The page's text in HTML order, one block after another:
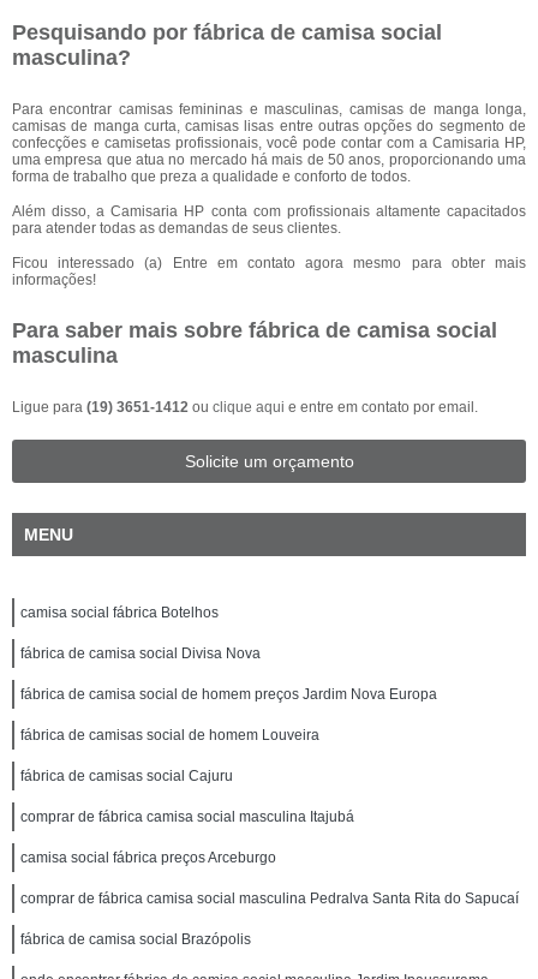
Pesquisando por fábrica de camisa social
masculina?
Para encontrar camisas femininas e masculinas, camisas de manga longa,
camisas de manga curta, camisas lisas entre outras opções do segmento de
confecções e camisetas profissionais, você pode contar com a Camisaria HP,
uma empresa que atua no mercado há mais de 50 anos, proporcionando uma
forma de trabalho que preza a qualidade e conforto de todos.
Além disso, a Camisaria HP conta com profissionais altamente capacitados
para atender todas as demandas de seus clientes.
Ficou interessado (a) Entre em contato agora mesmo para obter mais
informações!
Para saber mais sobre fábrica de camisa social
masculina
Ligue para (19) 3651-1412 ou clique aqui e entre em contato por email.
Solicite um orçamento
MENU
camisa social fábrica Botelhos
fábrica de camisa social Divisa Nova
fábrica de camisa social de homem preços Jardim Nova Europa
fábrica de camisas social de homem Louveira
fábrica de camisas social Cajuru
comprar de fábrica camisa social masculina Itajubá
camisa social fábrica preços Arceburgo
comprar de fábrica camisa social masculina Pedralva Santa Rita do Sapucaí
fábrica de camisa social Brazópolis